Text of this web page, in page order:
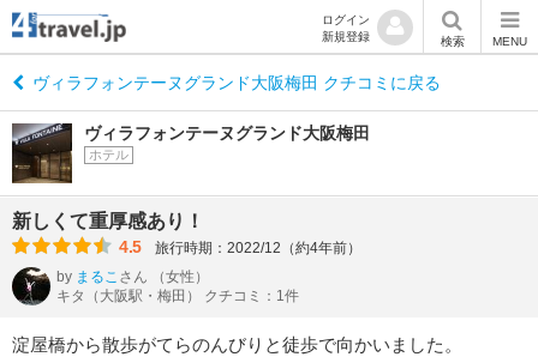
ログイン
新規登録
検索 MENU
ヴィラフォンテーヌグランド大阪梅田 クチコミに戻る
ヴィラフォンテーヌグランド大阪梅田
ホテル
新しくて重厚感あり！
4.5
旅行時期：2022/12（約4年前）
by まるこ さん
（女性）
キタ（大阪駅・梅田） クチコミ：1件
淀屋橋から散歩がてらのんびりと徒歩で向かいました。